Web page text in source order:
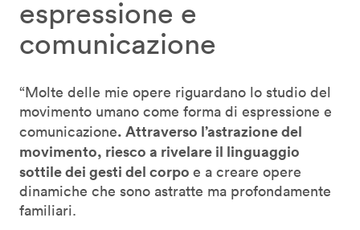
espressione e
comunicazione
“Molte delle mie opere riguardano lo studio del
movimento umano come forma di espressione e
comunicazione. Attraverso l’astrazione del
movimento, riesco a rivelare il linguaggio
sottile dei gesti del corpo e a creare opere
dinamiche che sono astratte ma profondamente
familiari.